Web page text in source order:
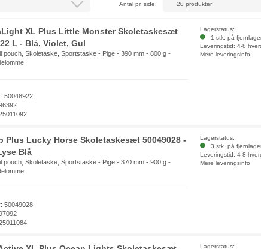
Antal pr. side:
XL Plus Little Monster Skoletaskesæt
L - Blå, Violet, Gul
pouch, Skoletaske, Sportstaske - Pige - 390 mm - 800 g -
50048922
Lagerstatus:
1 stk. på
Leveringstid: 4-8
Mere leveringsinfo
Plus Lucky Horse Skoletaskesæt 50049028 -
Blå
pouch, Skoletaske, Sportstaske - Pige - 370 mm - 900 g -
50049028
Lagerstatus:
3 stk. på
Leveringstid: 4-8
Mere leveringsinfo
Lagerstatus: